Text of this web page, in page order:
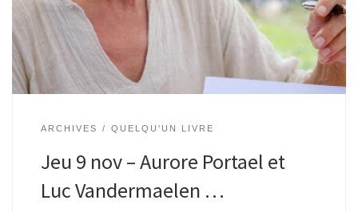
passé, d’ici ou d’ailleurs, d’une action citoyenne ou de […]
ARCHIVES QUELQU'UN LIVRE
Jeu 9 nov – Aurore Portael et
Luc Vandermaelen …